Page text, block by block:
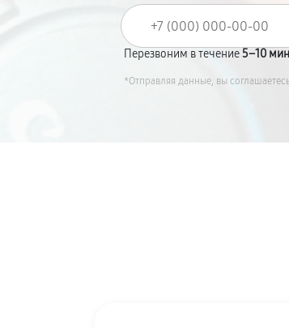
Перезвоним в течение 5–10
*Отправляя данные, вы